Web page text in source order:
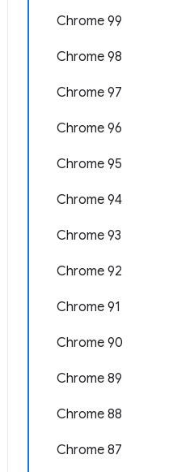
Chrome 99
Chrome 98
Chrome 97
Chrome 96
Chrome 95
Chrome 94
Chrome 93
Chrome 92
Chrome 91
Chrome 90
Chrome 89
Chrome 88
Chrome 87